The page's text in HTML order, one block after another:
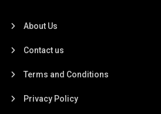
About Us
Contact us
Terms and Conditions
Privacy Policy